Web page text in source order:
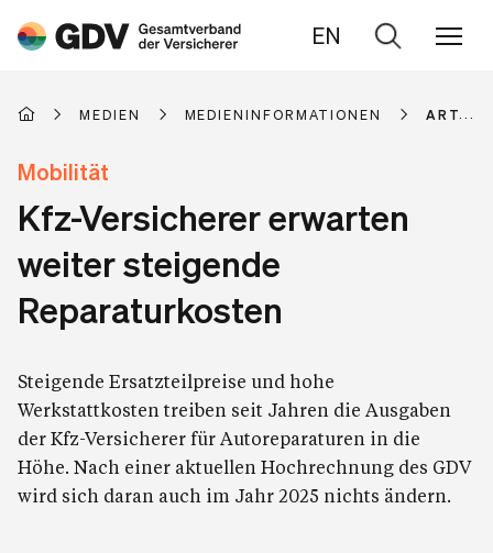
EN
Zur
MEDIEN MEDIENINFORMATIONEN
Mobilität
Kfz-Versicherer erwarten
weiter steigende
Reparaturkosten
Steigende Ersatzteilpreise und hohe
Werkstattkosten treiben seit Jahren die Ausgaben
der Kfz-Versicherer für Autoreparaturen in die
Höhe. Nach einer aktuellen Hochrechnung des GDV
wird sich daran auch im Jahr 2025 nichts ändern.